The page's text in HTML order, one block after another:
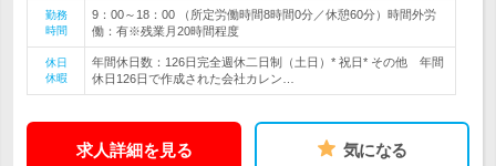
勤務
時間
9：00～18：00 （所定労働時間8時間0分／休憩60分）時間外労
働：有※残業月20時間程度
休日
休暇
年間休日数：126日完全週休二日制（土日）* 祝日* その他 年間
休日126日で作成された会社カレン…
求人詳細を見る 気になる